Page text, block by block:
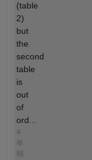
(table
2)
but
the
second
table
is
out
of
ord...
4
年
弱